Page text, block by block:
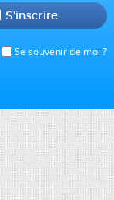
Se souvenir de moi ?
S'inscrire